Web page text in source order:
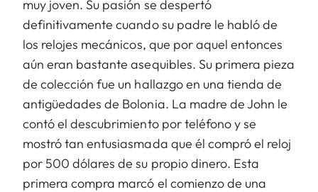
muy joven. Su pasión se despertó
definitivamente cuando su padre le habló de
los relojes mecánicos, que por aquel entonces
aún eran bastante asequibles. Su primera pieza
de colección fue un hallazgo en una tienda de
antigüedades de Bolonia. La madre de John le
contó el descubrimiento por teléfono y se
mostró tan entusiasmada que él compró el reloj
por 500 dólares de su propio dinero. Esta
primera compra marcó el comienzo de una